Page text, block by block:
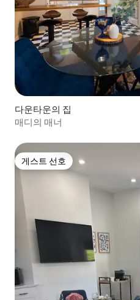
다운타운의 집
매디의 매너
게스트 선호
게스트 선호